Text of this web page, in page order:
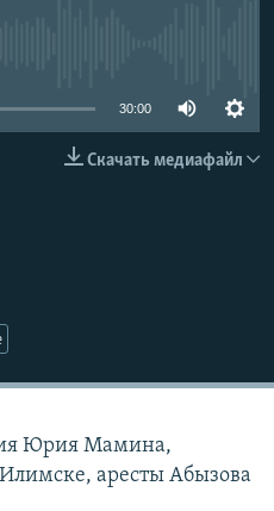
30:00
Скачать медиафайл
Юрия Мамина,
аресты Абызова